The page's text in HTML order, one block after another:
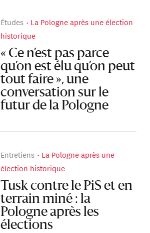
Études
La Pologne après une élection
historique
« Ce n’est pas parce
qu’on est élu qu’on peut
tout faire », une
conversation sur le
futur de la Pologne
Entretiens
La Pologne après une
élection historique
Tusk contre le PiS et en
terrain miné : la
Pologne après les
élections